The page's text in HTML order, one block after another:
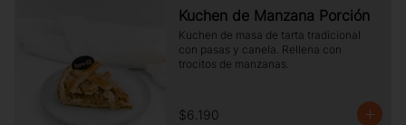
Kuchen de Manzana Porción
Kuchen de masa de tarta tradicional
con pasas y canela. Rellena con
trocitos de manzanas.
$6.190